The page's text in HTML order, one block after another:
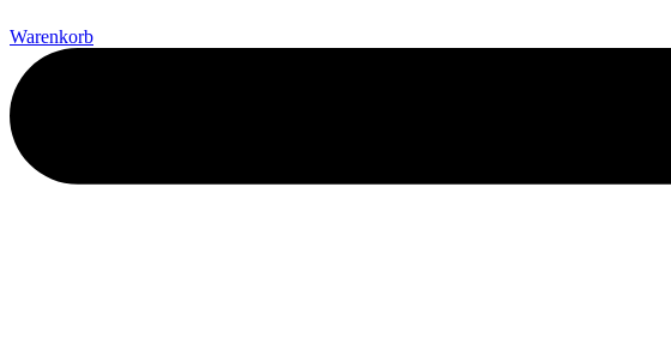
Warenkorb